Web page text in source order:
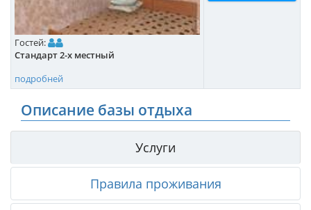
Гостей:
Стандарт 2-х местный
подробней
Описание базы отдыха
Услуги
Правила проживания